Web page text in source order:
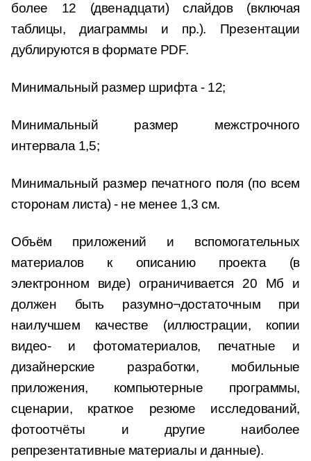
более 12 (двенадцати) слайдов (включая
таблицы, диаграммы и пр.). Презентации
дублируются в формате PDF.
Минимальный размер шрифта - 12;
Минимальный размер межстрочного
интервала 1,5;
Минимальный размер печатного поля (по всем
сторонам листа) - не менее 1,3 см.
Объём приложений и вспомогательных
материалов к описанию проекта (в
электронном виде) ограничивается 20 Мб и
должен быть разумно¬достаточным при
наилучшем качестве (иллюстрации, копии
видео- и фотоматериалов, печатные и
дизайнерские разработки, мобильные
приложения, компьютерные программы,
сценарии, краткое резюме исследований,
фотоотчёты и другие наиболее
репрезентативные материалы и данные).